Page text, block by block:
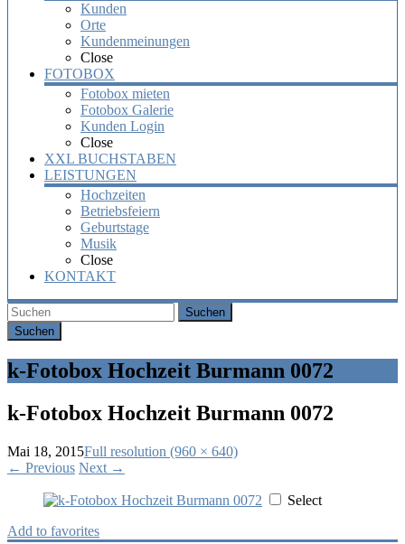
Kunden
Orte
Kundenmeinungen
Close
FOTOBOX
Fotobox mieten
Fotobox Galerie
Kunden Login
Close
XXL BUCHSTABEN
LEISTUNGEN
Hochzeiten
Betriebsfeiern
Geburtstage
Musik
Close
KONTAKT
Suchen
k-Fotobox Hochzeit Burmann 0072
k-Fotobox Hochzeit Burmann 0072
Mai 18, 2015Full resolution (960 × 640)
← Previous Next →
Select
Add to favorites